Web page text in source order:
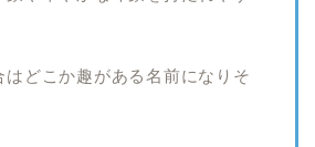
はどこか趣がある名前になりそ